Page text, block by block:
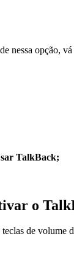
nessa opção,
TalkBack;
o
de